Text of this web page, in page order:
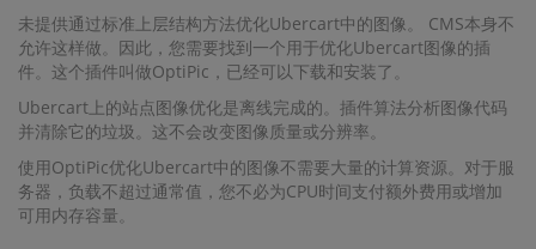
未提供通过标准上层结构方法优化Ubercart中的图像。 CMS本身不
允许这样做。因此，您需要找到一个用于优化Ubercart图像的插
件。这个插件叫做OptiPic，已经可以下载和安装了。
Ubercart上的站点图像优化是离线完成的。插件算法分析图像代码
并清除它的垃圾。这不会改变图像质量或分辨率。
使用OptiPic优化Ubercart中的图像不需要大量的计算资源。对于服
务器，负载不超过通常值，您不必为CPU时间支付额外费用或增加
可用内存容量。